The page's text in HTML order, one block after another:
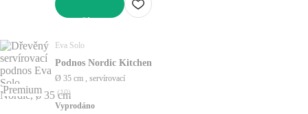
Premium
Eva Solo
Podnos Nordic Kitchen
Ø 35 cm , servírovací
(10)
Vyprodáno